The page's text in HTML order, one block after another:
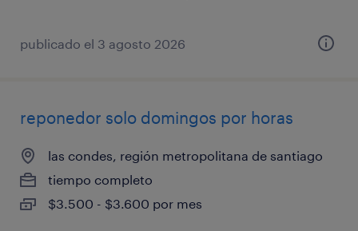
publicado el 3 agosto 2026
reponedor solo domingos por horas
las condes, región metropolitana de santiago
tiempo completo
$3.500 - $3.600 por mes